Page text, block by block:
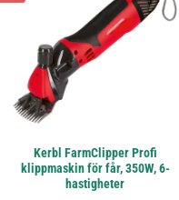
Kerbl FarmClipper Profi
klippmaskin för får, 350W, 6-
hastigheter